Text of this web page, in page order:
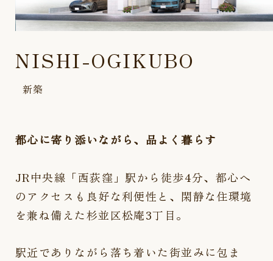
NISHI-OGIKUBO
新築
都心に寄り添いながら、品よく暮らす
JR中央線「西荻窪」駅から徒歩4分、都心へ
のアクセスも良好な利便性と、閑静な住環境
を兼ね備えた杉並区松庵3丁目。
駅近でありながら落ち着いた街並みに包ま